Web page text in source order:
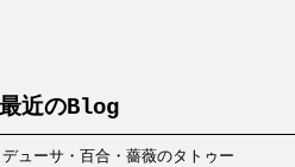
最近のBlog
ューサ・百合・薔薇のタトゥー